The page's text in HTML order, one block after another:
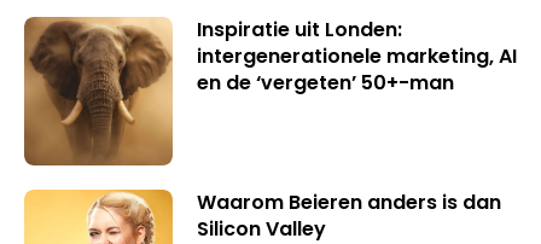
Inspiratie uit Londen:
intergenerationele marketing, AI
en de ‘vergeten’ 50+-man
Waarom Beieren anders is dan
Silicon Valley